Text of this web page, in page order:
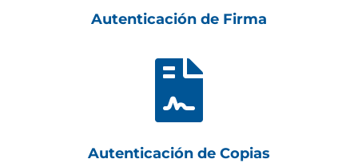
Autenticación de Firma

Autenticación de Copias